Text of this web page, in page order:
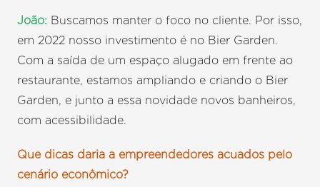
João: Buscamos manter o foco no cliente. Por isso,
em 2022 nosso investimento é no Bier Garden.
Com a saída de um espaço alugado em frente ao
restaurante, estamos ampliando e criando o Bier
Garden, e junto a essa novidade novos banheiros,
com acessibilidade.
Que dicas daria a empreendedores acuados pelo
cenário econômico?